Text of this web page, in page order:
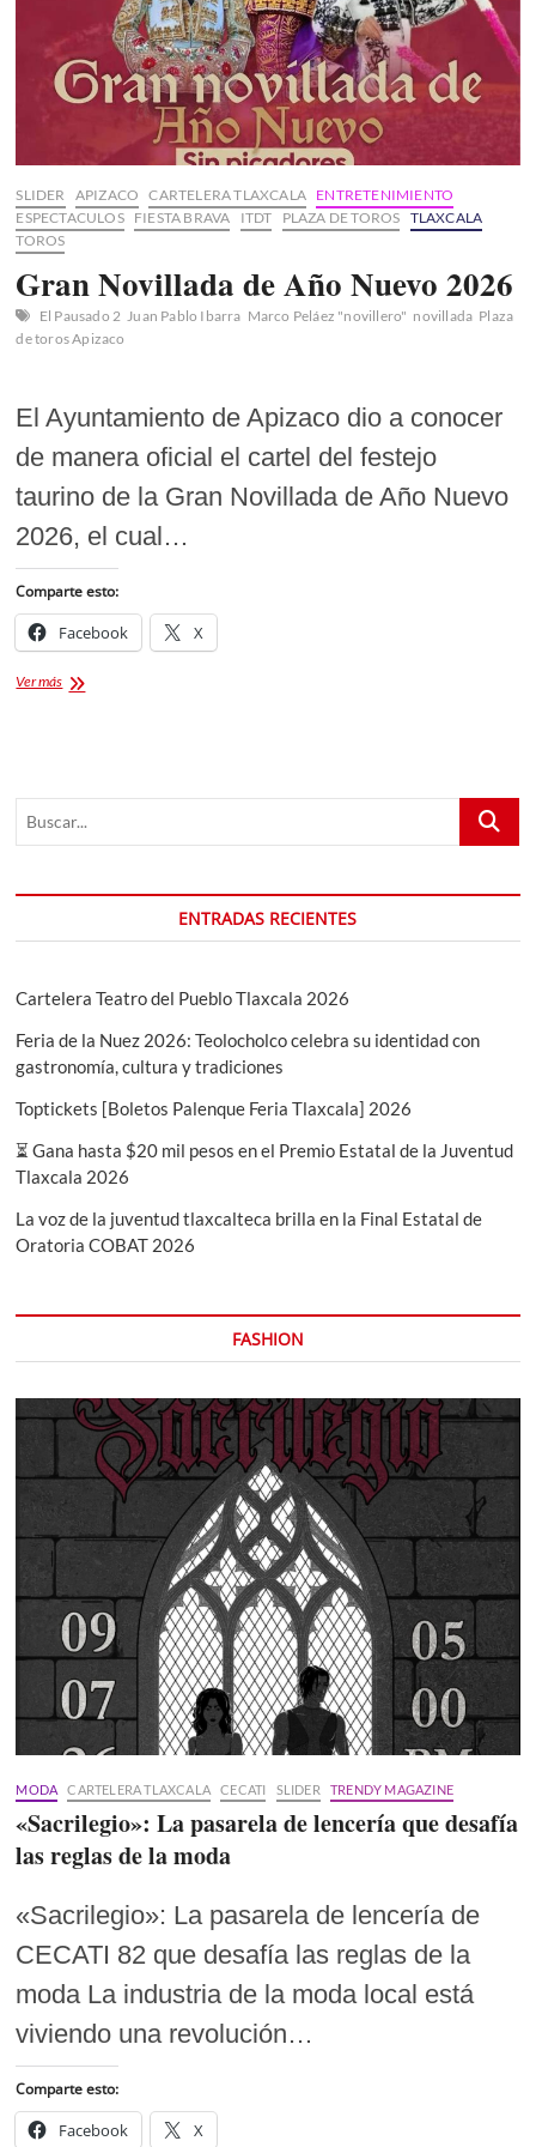
SLIDER APIZACO CARTELERA TLAXCALA ENTRETENIMIENTO
ESPECTACULOS
FIESTA BRAVA ITDT PLAZA DE TOROS TLAXCALA
TOROS
Gran Novillada de Año Nuevo 2026
El Pausado 2 Juan Pablo Ibarra Marco Peláez "novillero" novillada Plaza
de toros Apizaco
El Ayuntamiento de Apizaco dio a conocer
de manera oficial el cartel del festejo
taurino de la Gran Novillada de Año Nuevo
2026, el cual…
Comparte esto:
Facebook X
Ver másGran
Buscar...
ENTRADAS RECIENTES
Cartelera Teatro del Pueblo Tlaxcala 2026
Feria de la Nuez 2026: Teolocholco celebra su identidad con
gastronomía, cultura y tradiciones
Toptickets [Boletos Palenque Feria Tlaxcala] 2026
⏳ Gana hasta $20 mil pesos en el Premio Estatal de la Juventud
Tlaxcala 2026
La voz de la juventud tlaxcalteca brilla en la Final Estatal de
Oratoria COBAT 2026
FASHION
MODA CARTELERA TLAXCALA CECATI SLIDER TRENDY MAGAZINE
«Sacrilegio»: La pasarela de lencería que desafía
las reglas de la moda
«Sacrilegio»: La pasarela de lencería de
CECATI 82 que desafía las reglas de la
moda La industria de la moda local está
viviendo una revolución…
Comparte esto:
Facebook X